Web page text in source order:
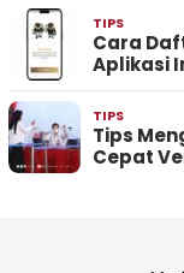
TIPS
Cara
Aplikasi
TIPS
Tips
Cepat